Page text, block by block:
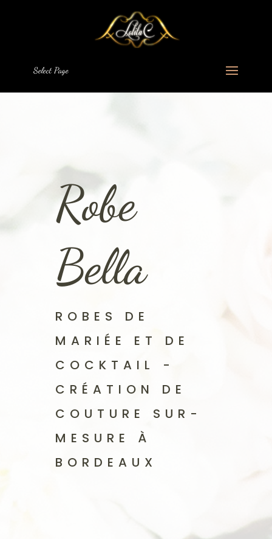
Select Page
Robe
Bella
ROBES DE
MARIÉE ET DE
COCKTAIL -
CRÉATION DE
COUTURE SUR-
MESURE À
BORDEAUX